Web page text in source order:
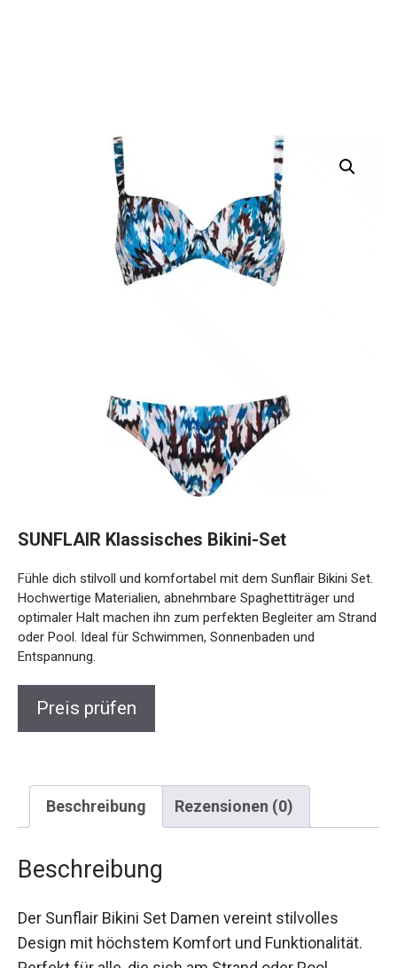
SUNFLAIR Klassisches Bikini-Set
Fühle dich stilvoll und komfortabel mit dem Sunflair Bikini
Set. Hochwertige Materialien, abnehmbare Spaghettiträger
und optimaler Halt machen ihn zum perfekten Begleiter am
Strand oder Pool. Ideal für Schwimmen, Sonnenbaden und
Entspannung.
Preis prüfen
Beschreibung Rezensionen (0)
Beschreibung
Der Sunflair Bikini Set Damen vereint stilvolles
Design mit höchstem Komfort und Funktionalität.